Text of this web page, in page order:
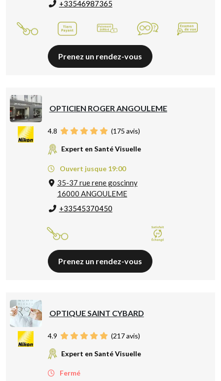
+33546987365
Prenez un rendez-vous
OPTICIEN ROGER ANGOULEME
4.8 (175 avis)
Expert en Santé Visuelle
Ouvert jusque 19:00
35-37 rue rene goscinny
16000 ANGOULEME
+33545370450
Prenez un rendez-vous
OPTIQUE SAINT CYBARD
4.9 (217avis)
Expert en Santé Visuelle
Fermé